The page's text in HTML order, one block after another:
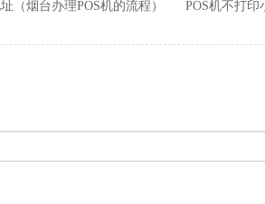
（烟台办理POS机的流程） POS机不打印